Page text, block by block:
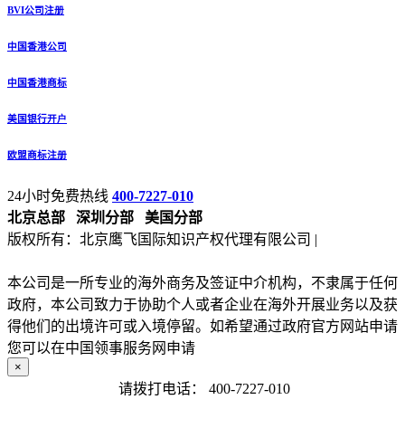
BVI公司注册
中国香港公司
中国香港商标
美国银行开户
欧盟商标注册
24小时免费热线 400-7227-010
北京总部 深圳分部 美国分部
版权所有：北京鹰飞国际知识产权代理有限公司 |
本公司是一所专业的海外商务及签证中介机构，不隶属于任何
政府，本公司致力于协助个人或者企业在海外开展业务以及获
得他们的出境许可或入境停留。如希望通过政府官方网站申请
您可以在中国领事服务网申请
×
请拨打电话： 400-7227-010